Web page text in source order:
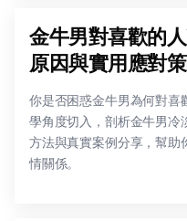
金牛男對喜歡的
原因與實用應對
你是否困惑金牛男為何對喜
學角度切入，剖析金牛男冷
方法與真實案例分享，幫助
情關係。